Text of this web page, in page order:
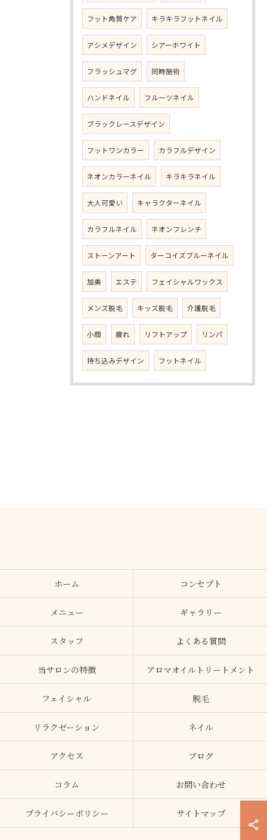
フット角質ケア キラキラフットネイル
アシメデザイン シアーホワイト
フラッシュマグ 同時施術
ハンドネイル フルーツネイル
ブラックレースデザイン
フットワンカラー カラフルデザイン
ネオンカラーネイル キラキラネイル
大人可愛い キャラクターネイル
カラフルネイル ネオンフレンチ
ストーンアート ターコイズブルーネイル
加美 エステ フェイシャルワックス
メンズ脱毛 キッズ脱毛 介護脱毛
小顔 疲れ リフトアップ リンパ
持ち込みデザイン フットネイル
ホーム コンセプト
メニュー ギャラリー
スタッフ よくある質問
当サロンの特徴 アロマオイルトリートメント
フェイシャル 脱毛
リラクゼーション ネイル
アクセス ブログ
コラム お問い合わせ
プライバシーポリシー サイトマップ